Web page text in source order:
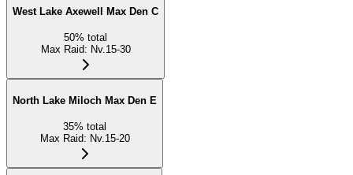
West Lake Axewell Max Den C
50% total
Max Raid: Nv.15-30
North Lake Miloch Max Den E
35% total
Max Raid: Nv.15-20